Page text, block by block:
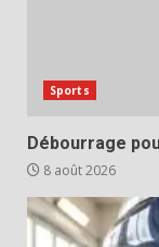
Sports
Débourrage
8 août 2026